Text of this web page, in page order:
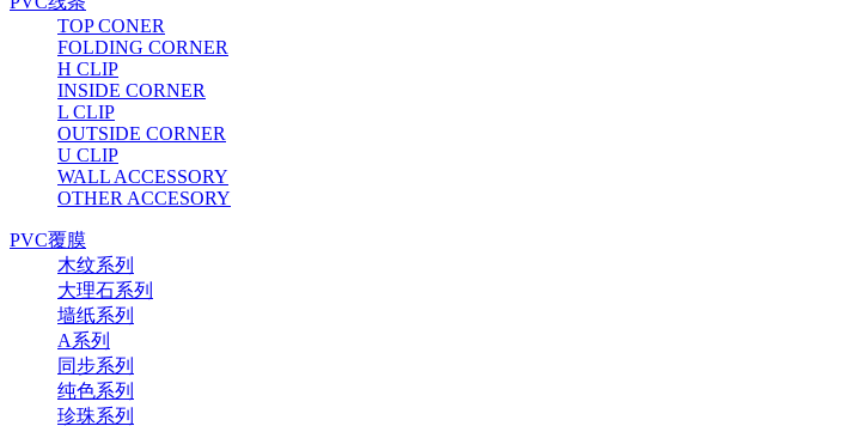
TOP CONER
FOLDING CORNER
H CLIP
INSIDE CORNER
L CLIP
OUTSIDE CORNER
U CLIP
WALL ACCESSORY
OTHER ACCESORY
PVC覆膜
木纹系列
大理石系列
墙纸系列
A系列
同步系列
纯色系列
珍珠系列